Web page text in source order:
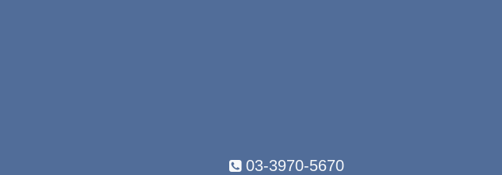
03-3970-5670